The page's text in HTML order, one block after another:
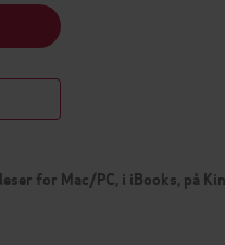
for Mac/PC, i iBooks, på